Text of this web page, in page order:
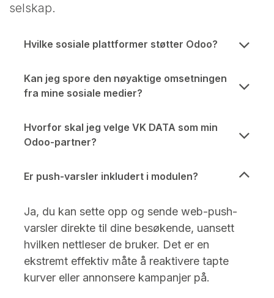
selskap.
Hvilke sosiale plattformer støtter Odoo?
Kan jeg spore den nøyaktige omsetningen
fra mine sosiale medier?
Hvorfor skal jeg velge VK DATA som min
Odoo-partner?
Er push-varsler inkludert i modulen?
Ja, du kan sette opp og sende web-push-
varsler direkte til dine besøkende, uansett
hvilken nettleser de bruker. Det er en
ekstremt effektiv måte å reaktivere tapte
kurver eller annonsere kampanjer på.